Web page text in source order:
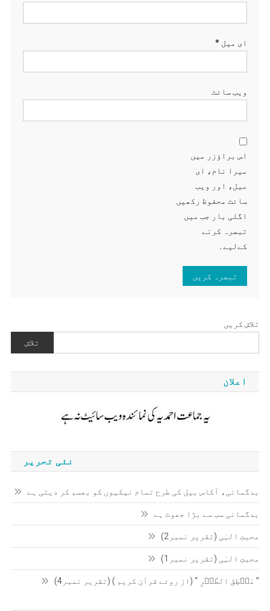
ای میل *
ویب‌ سائٹ
اس براؤزر میں
میرا نام، ای
میل، اور ویب
سائٹ محفوظ رکھیں
اگلی بار جب میں
تبصرہ کرنے
کےلیے۔
تلاش کریں
تلاش
اعلان
نئی تحریر
بدگمانی، آکاس بیل کی طرح تمام نیکیوں کو بھسم کر دیتی ہے
بدگمانی سب سے بڑا جھوٹ ہے
محبتِ الہٰی (تقریر نمبر2)
محبتِ الہٰی (تقریر نمبر1)
” مَنۡطِقَ الطَّیۡرِ “ (از روئے قرآن کریم ) (تقریر نمبر4)